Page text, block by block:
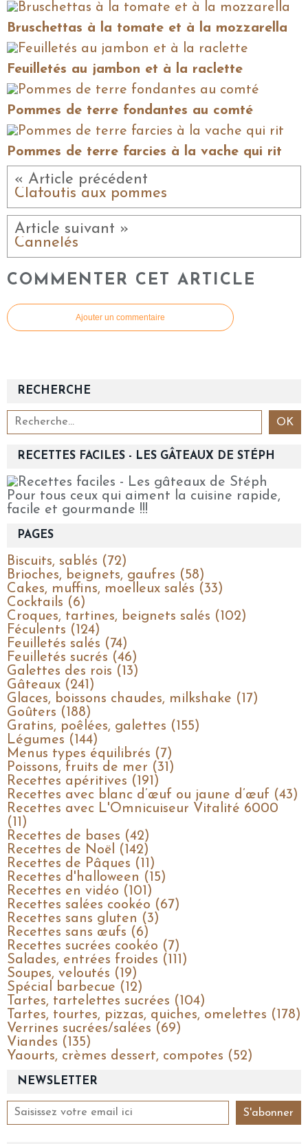
Bruschettas à la tomate et à la mozzarella
Feuilletés au jambon et à la raclette
Pommes de terre fondantes au comté
Pommes de terre farcies à la vache qui rit
« Article précédent
Clafoutis aux pommes
Article suivant »
Cannelés
COMMENTER CET ARTICLE
Ajouter un commentaire
NEWSLETTER
RECHERCHE
RECETTES FACILES - LES GÂTEAUX DE STÉPH
Pour tous ceux qui aiment la cuisine rapide,
facile et gourmande !!!
PAGES
Biscuits, sablés (72)
Brioches, beignets, gaufres (58)
Cakes, muffins, moelleux salés (33)
Cocktails (6)
Croques, tartines, beignets salés (102)
Féculents (124)
Feuilletés salés (74)
Feuilletés sucrés (46)
Galettes des rois (13)
Gâteaux (241)
Glaces, boissons chaudes, milkshake (17)
Goûters (188)
Gratins, poêlées, galettes (155)
Légumes (144)
Menus types équilibrés (7)
Poissons, fruits de mer (31)
Recettes apéritives (191)
Recettes avec blanc d’œuf ou jaune d’œuf (43)
Recettes avec L'Omnicuiseur Vitalité 6000
(11)
Recettes de bases (42)
Recettes de Noël (142)
Recettes de Pâques (11)
Recettes d'halloween (15)
Recettes en vidéo (101)
Recettes salées cookéo (67)
Recettes sans gluten (3)
Recettes sans œufs (6)
Recettes sucrées cookéo (7)
Salades, entrées froides (111)
Soupes, veloutés (19)
Spécial barbecue (12)
Tartes, tartelettes sucrées (104)
Tartes, tourtes, pizzas, quiches, omelettes (178)
Verrines sucrées/salées (69)
Viandes (135)
Yaourts, crèmes dessert, compotes (52)